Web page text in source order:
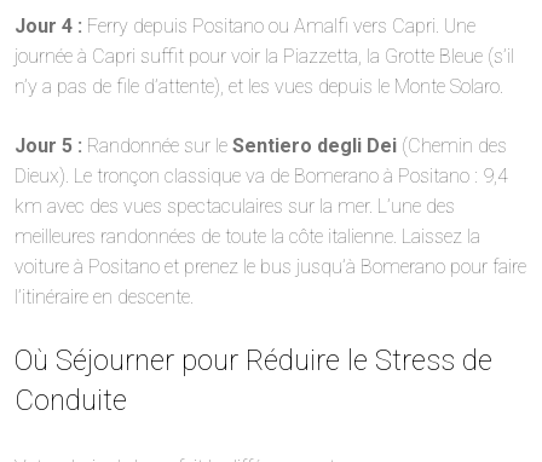
Jour 4 : Ferry depuis Positano ou Amalfi vers Capri. Une
journée à Capri suffit pour voir la Piazzetta, la Grotte Bleue (s’il
n’y a pas de file d’attente), et les vues depuis le Monte Solaro.
Jour 5 : Randonnée sur le Sentiero degli Dei (Chemin des
Dieux). Le tronçon classique va de Bomerano à Positano : 9,4
km avec des vues spectaculaires sur la mer. L’une des
meilleures randonnées de toute la côte italienne. Laissez la
voiture à Positano et prenez le bus jusqu’à Bomerano pour faire
l’itinéraire en descente.
Où Séjourner pour Réduire le Stress de
Conduite